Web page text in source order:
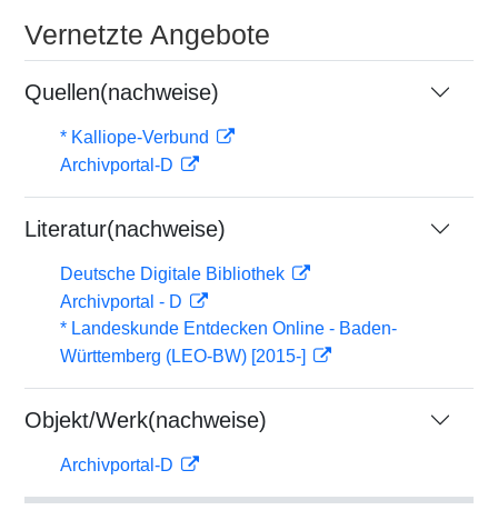
Vernetzte Angebote
Quellen(nachweise)
* Kalliope-Verbund
Archivportal-D
Literatur(nachweise)
Deutsche Digitale Bibliothek
Archivportal - D
* Landeskunde Entdecken Online - Baden-
Württemberg (LEO-BW) [2015-]
Objekt/Werk(nachweise)
Archivportal-D